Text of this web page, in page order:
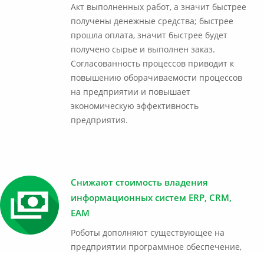
Акт выполненных работ, а значит быстрее
получены денежные средства; быстрее
прошла оплата, значит быстрее будет
получено сырье и выполнен заказ.
Согласованность процессов приводит к
повышению оборачиваемости процессов
на предприятии и повышает
экономическую эффективность
предприятия.
Снижают стоимость владения
информационных систем ERP, CRM,
EAM
Роботы дополняют существующее на
предприятии программное обеспечение,